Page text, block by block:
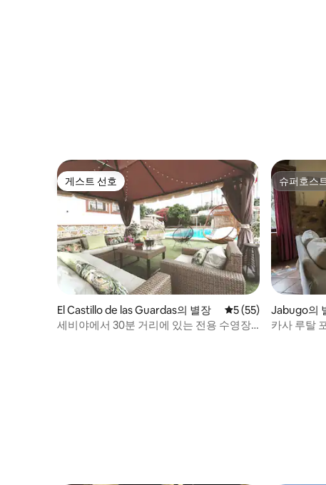
게스트 선호
게스트 선호
El Castillo de las Guardas의 별장 평점 5점(5점 만점), 후
5 (55)
세비야에서 30분 거리에 있는 전용 수영장
슈퍼호스
슈퍼호스
Jabugo의
카사 루탈